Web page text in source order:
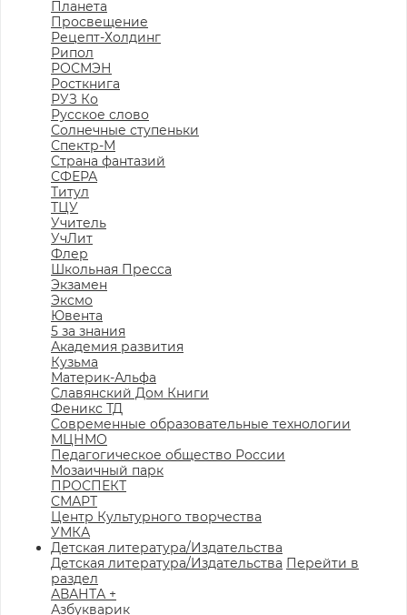
Планета
Просвещение
Рецепт-Холдинг
Рипол
РОСМЭН
Росткнига
РУЗ Ко
Русское слово
Солнечные ступеньки
Спектр-М
Страна фантазий
СФЕРА
Титул
ТЦУ
Учитель
УчЛит
Флер
Школьная Пресса
Экзамен
Эксмо
Ювента
5 за знания
Академия развития
Кузьма
Материк-Альфа
Славянский Дом Книги
Феникс ТД
Современные образовательные технологии
МЦНМО
Педагогическое общество России
Мозаичный парк
ПРОСПЕКТ
СМАРТ
Центр Культурного творчества
УМКА
Детская литература/Издательства
Детская литература/Издательства Перейти в
раздел
АВАНТА +
Азбукварик